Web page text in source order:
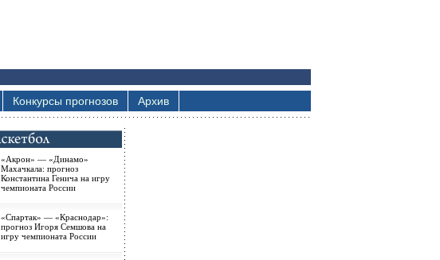
Конкурсы прогнозов Архив
«Акрон» — «Динамо»
Махачкала: прогноз
Константина Генича на игру
чемпионата России
«Спартак» — «Краснодар»:
прогноз Игоря Семшова на
игру чемпионата России